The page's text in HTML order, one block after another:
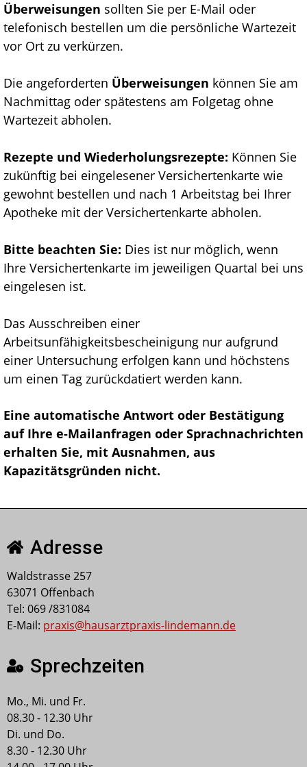
Überweisungen sollten Sie per E-Mail oder
telefonisch bestellen um die persönliche Wartezeit
vor Ort zu verkürzen.
Die angeforderten Überweisungen können Sie am
Nachmittag oder spätestens am Folgetag ohne
Wartezeit abholen.
Rezepte und Wiederholungsrezepte: Können Sie
zukünftig bei eingelesener Versichertenkarte wie
gewohnt bestellen und nach 1 Arbeitstag bei Ihrer
Apotheke mit der Versichertenkarte abholen.
Bitte beachten Sie: Dies ist nur möglich, wenn
Ihre Versichertenkarte im jeweiligen Quartal bei uns
eingelesen ist.
Das Ausschreiben einer
Arbeitsunfähigkeitsbescheinigung nur aufgrund
einer Untersuchung erfolgen kann und höchstens
um einen Tag zurückdatiert werden kann.
Eine automatische Antwort oder Bestätigung
auf Ihre e-Mailanfragen oder Sprachnachrichten
erhalten Sie, mit Ausnahmen, aus
Kapazitätsgründen nicht.
Adresse
Waldstrasse 257
63071 Offenbach
Tel: 069 /831084
E-Mail: praxis@hausarztpraxis-lindemann.de
Sprechzeiten
Mo., Mi. und Fr.
08.30 - 12.30 Uhr
Di. und Do.
8.30 - 12.30 Uhr